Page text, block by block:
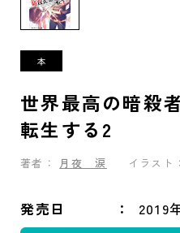
世界最高の暗殺
転生する2
著者： 月夜 涙 イラスト：
発売日 2019